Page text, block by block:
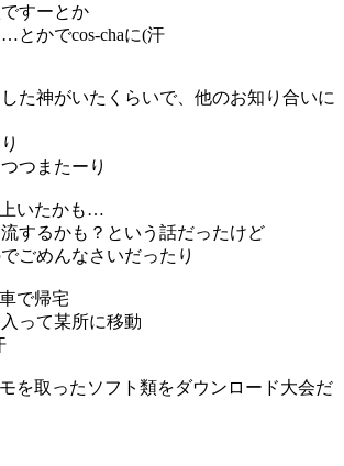
すーとか
…とかでcos-chaに(汗
た神がいたくらいで、他のお知り合いに
つまたーり
いたかも…
するかも？という話だったけど
ごめんなさいだったり
で帰宅
って某所に移動
を取ったソフト類をダウンロード大会だ